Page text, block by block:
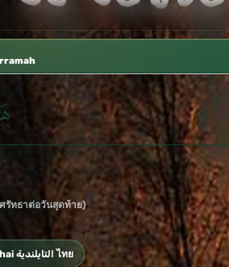
รัทธาต่อวันสุดท้าย)
Thai التايلندية ไทย